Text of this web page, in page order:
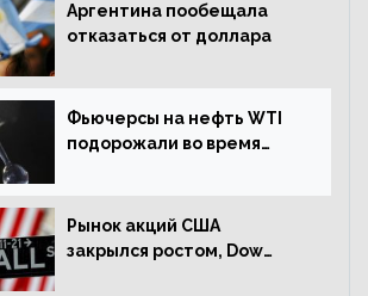
Аргентина пообещала
отказаться от доллара
Фьючерсы на нефть WTI
подорожали во время
Рынок акций США
закрылся ростом, Dow